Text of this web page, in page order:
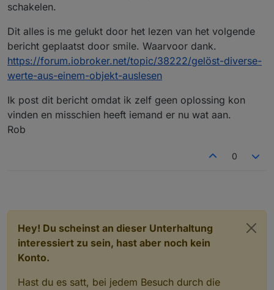
schakelen.
Dit alles is me gelukt door het lezen van het volgende
bericht geplaatst door smile. Waarvoor dank.
https://forum.iobroker.net/topic/38222/gelöst-diverse-
werte-aus-einem-objekt-auslesen
Ik post dit bericht omdat ik zelf geen oplossing kon
vinden en misschien heeft iemand er nu wat aan.
Rob
0
Hey! Du scheinst an dieser Unterhaltung
interessiert zu sein, hast aber noch kein
Konto.
Hast du es satt, bei jedem Besuch durch die